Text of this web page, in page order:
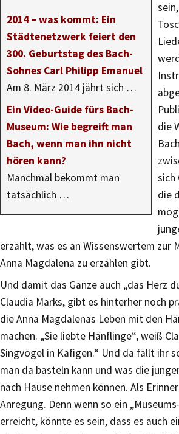
2014 – was kommt: Ein
Städtenetzwerk feiert den
300. Geburtstag des Bach-
Sohnes Carl Philipp Emanuel
Am 8. März 2014 jährt sich …
Ein Video-Guide fürs Bach-
Museum: Wie begreift man
Bach, wenn man ihn nicht
hören kann?
Manchmal bekommt man
tatsächlich …
die
sich
die
erzählt, was es an Wissenswertem zur
Anna Magdalena zu erzählen gibt.
Und damit das Ganze auch „das Herz
Claudia Marks, gibt es hinterher noch
die Anna Magdalenas Leben mit den
machen. „Sie liebte Hänflinge“, weiß
Singvögel in Käfigen.“ Und da fällt ihr
man da basteln kann und was die
nach Hause nehmen können. Als
Anregung. Denn wenn so ein
erreicht, könnte es sein, dass es auch